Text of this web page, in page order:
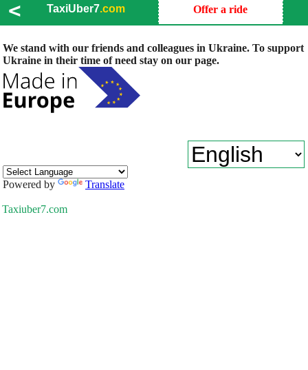
< TaxiUber7.com Offer a ride
We stand with our friends and colleagues in Ukraine. To support
Ukraine in their time of need stay on our page.
Powered by Translate
Taxiuber7.com